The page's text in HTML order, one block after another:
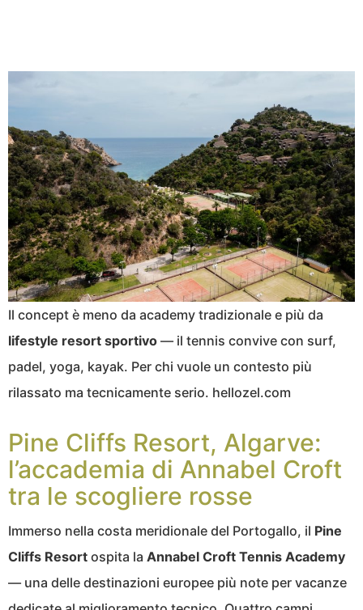
Il concept è meno da academy tradizionale e più da
lifestyle resort sportivo — il tennis convive con surf,
padel, yoga, kayak. Per chi vuole un contesto più
rilassato ma tecnicamente serio. hellozel.com
Pine Cliffs Resort, Algarve:
l’accademia di Annabel Croft
tra le scogliere rosse
Immerso nella costa meridionale del Portogallo, il Pine
Cliffs Resort ospita la Annabel Croft Tennis Academy
— una delle destinazioni europee più note per vacanze